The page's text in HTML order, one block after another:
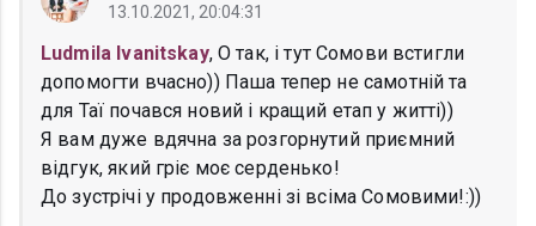
13.10.2021, 20:04:31
Ludmila Ivanitskay, О так, і тут Сомови встигли
допомогти вчасно)) Паша тепер не самотній та
для Таї почався новий і кращий етап у житті))
Я вам дуже вдячна за розгорнутий приємний
відгук, який гріє моє серденько!
До зустрічі у продовженні зі всіма Сомовими!:))